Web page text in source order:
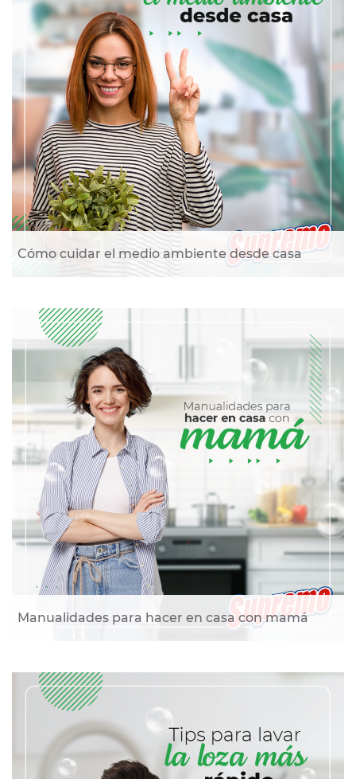
Cómo cuidar el medio ambiente desde casa
Manualidades para hacer en casa con mamá